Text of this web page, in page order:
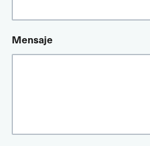
Mensaje